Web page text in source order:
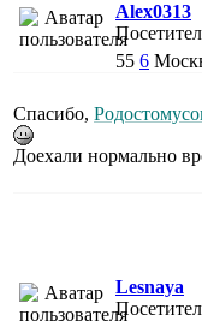
Alex0313
55 6
Спасибо,
Доехали нормально
Lesnaya